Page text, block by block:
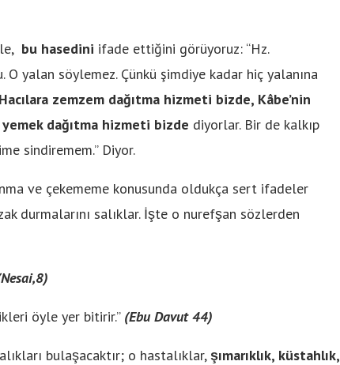
bu hasedini ifade ettiğini görüyoruz: “Hz.
yalan söylemez. Çünkü şimdiye kadar hiç yalanına
Hacılara zemzem dağıtma hizmeti bizde, Kâbe’nin
dağıtma hizmeti bizde diyorlar. Bir de kalkıp
sindiremem.” Diyor.
ve çekememe konusunda oldukça sert ifadeler
durmalarını salıklar. İşte o nurefşan sözlerden
öyle yer bitirir.” (Ebu Davut 44)
bulaşacaktır; o hastalıklar,şımarıklık, küstahlık,